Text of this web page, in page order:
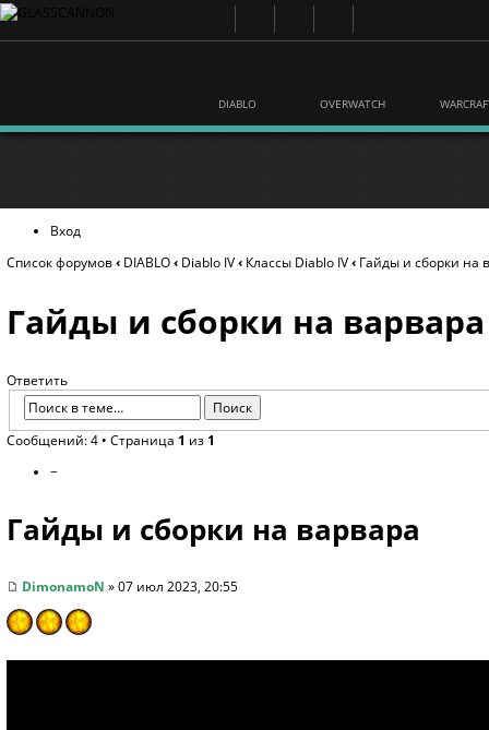
DIABLO OVERWATCH
Вход
Список форумов‹ DIABLO‹ Diablo IV‹ Классы Diablo IV‹ Гайды и сборки на
Гайды и сборки на варвара
Ответить
Сообщений: 4 • Страница 1 из 1
−
Гайды и сборки на варвара
DimonamoN » 07 июл 2023, 20:55